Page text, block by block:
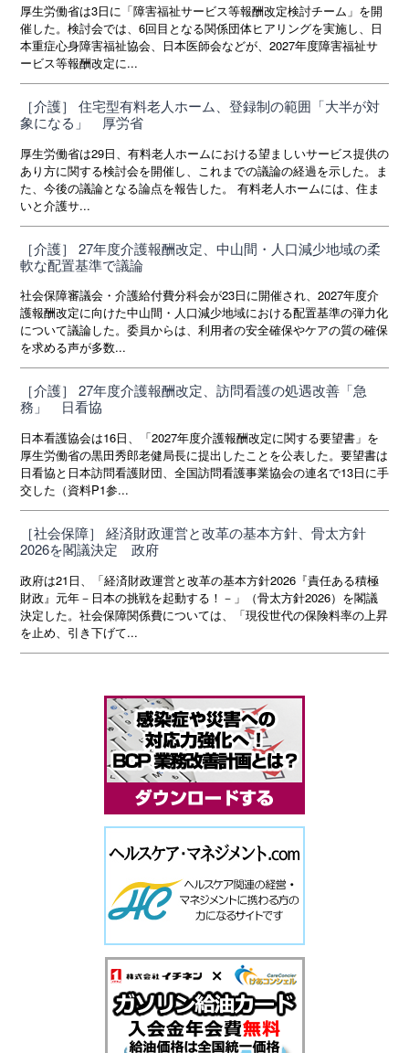
厚生労働省は3日に「障害福祉サービス等報酬改定検討チーム」を開
催した。検討会では、6回目となる関係団体ヒアリングを実施し、日
本重症心身障害福祉協会、日本医師会などが、2027年度障害福祉サ
ービス等報酬改定に...
［介護］ 住宅型有料老人ホーム、登録制の範囲「大半が対
象になる」 厚労省
厚生労働省は29日、有料老人ホームにおける望ましいサービス提供の
あり方に関する検討会を開催し、これまでの議論の経過を示した。ま
た、今後の議論となる論点を報告した。 有料老人ホームには、住ま
いと介護サ...
［介護］ 27年度介護報酬改定、中山間・人口減少地域の柔
軟な配置基準で議論
社会保障審議会・介護給付費分科会が23日に開催され、2027年度介
護報酬改定に向けた中山間・人口減少地域における配置基準の弾力化
について議論した。委員からは、利用者の安全確保やケアの質の確保
を求める声が多数...
［介護］ 27年度介護報酬改定、訪問看護の処遇改善「急
務」 日看協
日本看護協会は16日、「2027年度介護報酬改定に関する要望書」を
厚生労働省の黒田秀郎老健局長に提出したことを公表した。要望書は
日看協と日本訪問看護財団、全国訪問看護事業協会の連名で13日に手
交した（資料P1参...
［社会保障］ 経済財政運営と改革の基本方針、骨太方針
2026を閣議決定 政府
政府は21日、「経済財政運営と改革の基本方針2026『責任ある積極
財政』元年－日本の挑戦を起動する！－」（骨太方針2026）を閣議
決定した。社会保障関係費については、「現役世代の保険料率の上昇
を止め、引き下げて...